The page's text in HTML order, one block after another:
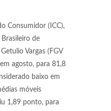
Consumidor (ICC),
de
Vargas (FGV
agosto, para 81,8
baixo em
móveis
1,89 ponto, para